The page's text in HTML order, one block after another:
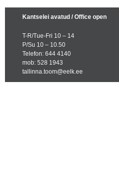
Kantselei avatud / Office open
T-R/Tue-Fri 10 – 14
P/Su 10 – 10.50
Telefon: 644 4140
mob: 528 1943
tallinna.toom@eelk.ee